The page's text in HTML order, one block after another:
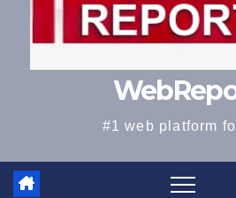
#1 web platform